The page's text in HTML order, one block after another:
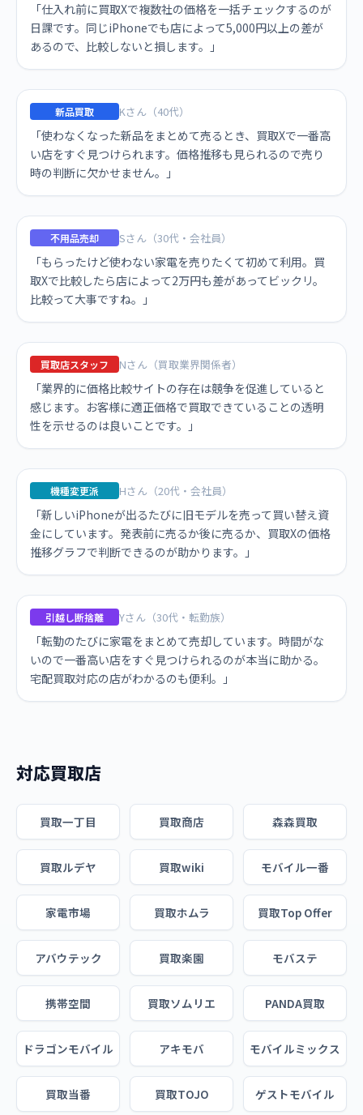
「仕入れ前に買取Xで複数社の価格を一括チェックするのが
日課です。同じiPhoneでも店によって5,000円以上の差が
あるので、比較しないと損します。」
新品買取 Kさん（40代）
「使わなくなった新品をまとめて売るとき、買取Xで一番高
い店をすぐ見つけられます。価格推移も見られるので売り
時の判断に欠かせません。」
不用品売却 Sさん（30代・会社員）
「もらったけど使わない家電を売りたくて初めて利用。買
取Xで比較したら店によって2万円も差があってビックリ。
比較って大事ですね。」
買取店スタッフ Nさん（買取業界関係者）
「業界的に価格比較サイトの存在は競争を促進していると
感じます。お客様に適正価格で買取できていることの透明
性を示せるのは良いことです。」
機種変更派 Hさん（20代・会社員）
「新しいiPhoneが出るたびに旧モデルを売って買い替え資
金にしています。発表前に売るか後に売るか、買取Xの価格
推移グラフで判断できるのが助かります。」
引越し断捨離 Yさん（30代・転勤族）
「転勤のたびに家電をまとめて売却しています。時間がな
いので一番高い店をすぐ見つけられるのが本当に助かる。
宅配買取対応の店がわかるのも便利。」
対応買取店
買取一丁目 買取商店 森森買取
買取ルデヤ 買取wiki モバイル一番
家電市場 買取ホムラ 買取Top Offer
アバウテック 買取楽園 モバステ
携帯空間 買取ソムリエ PANDA買取
ドラゴンモバイル アキモバ モバイルミックス
買取当番 買取TOJO ゲストモバイル